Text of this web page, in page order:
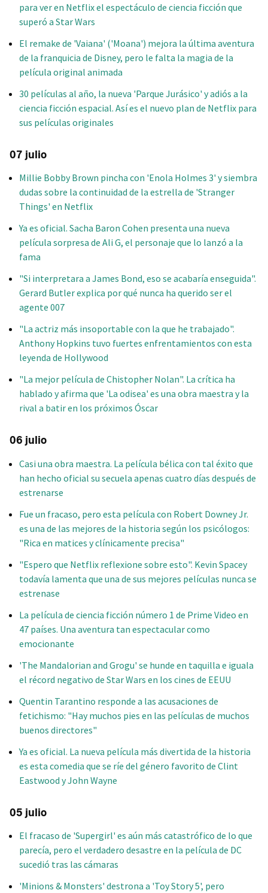
para ver en Netflix el espectáculo de ciencia ficción que
superó a Star Wars
El remake de 'Vaiana' ('Moana') mejora la última aventura
de la franquicia de Disney, pero le falta la magia de la
película original animada
30 películas al año, la nueva 'Parque Jurásico' y adiós a la
ciencia ficción espacial. Así es el nuevo plan de Netflix para
sus películas originales
07 julio
Millie Bobby Brown pincha con 'Enola Holmes 3' y siembra
dudas sobre la continuidad de la estrella de 'Stranger
Things' en Netflix
Ya es oficial. Sacha Baron Cohen presenta una nueva
película sorpresa de Ali G, el personaje que lo lanzó a la
fama
"Si interpretara a James Bond, eso se acabaría enseguida".
Gerard Butler explica por qué nunca ha querido ser el
agente 007
"La actriz más insoportable con la que he trabajado".
Anthony Hopkins tuvo fuertes enfrentamientos con esta
leyenda de Hollywood
"La mejor película de Chistopher Nolan". La crítica ha
hablado y afirma que 'La odisea' es una obra maestra y la
rival a batir en los próximos Óscar
06 julio
Casi una obra maestra. La película bélica con tal éxito que
han hecho oficial su secuela apenas cuatro días después de
estrenarse
Fue un fracaso, pero esta película con Robert Downey Jr.
es una de las mejores de la historia según los psicólogos:
"Rica en matices y clínicamente precisa"
"Espero que Netflix reflexione sobre esto". Kevin Spacey
todavía lamenta que una de sus mejores películas nunca se
estrenase
La película de ciencia ficción número 1 de Prime Video en
47 países. Una aventura tan espectacular como
emocionante
'The Mandalorian and Grogu' se hunde en taquilla e iguala
el récord negativo de Star Wars en los cines de EEUU
Quentin Tarantino responde a las acusaciones de
fetichismo: "Hay muchos pies en las películas de muchos
buenos directores"
Ya es oficial. La nueva película más divertida de la historia
es esta comedia que se ríe del género favorito de Clint
Eastwood y John Wayne
05 julio
El fracaso de 'Supergirl' es aún más catastrófico de lo que
parecía, pero el verdadero desastre en la película de DC
sucedió tras las cámaras
'Minions & Monsters' destrona a 'Toy Story 5', pero